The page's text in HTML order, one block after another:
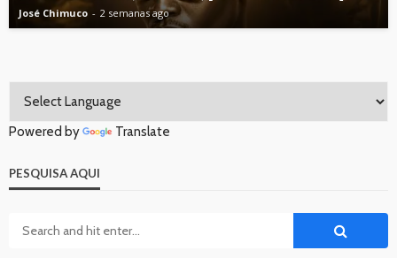
José Chimuco 2 semanas ago
Powered by Translate
PESQUISA AQUI